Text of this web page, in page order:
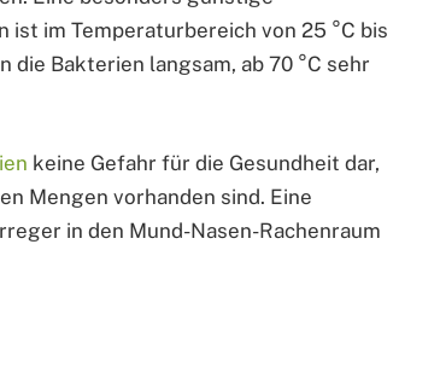
im Temperaturbereich von 25 °C bis
die Bakterien langsam, ab 70 °C sehr
keine Gefahr für die Gesundheit dar,
Mengen vorhanden sind. Eine
in den Mund-Nasen-Rachenraum